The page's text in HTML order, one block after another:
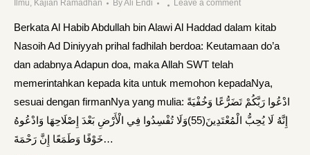
Ilmu, Kajian Ramadhan ByAli Endi Leave a comment
Berkata Al Habib Abdullah bin Alawi Al Haddad dalam kitab
Nasoih Ad Diniyyah prihal fadhilah berdoa: Keutamaan do’a
dan adabnya Adapun doa, maka Allah SWT telah
memerintahkan kepada kita untuk memohon kepadaNya,
sesuai dengan firmanNya yang mulia: ادْعُوا رَبَّكُمْ تَضَرُّعًا وَخُفْيَةً
إِنَّهُ لَا يُحِبُّ الْمُعْتَدِينَ(55)وَلَا تُفْسِدُوا فِي الْأَرْضِ بَعْدَ إِصْلَاحِهَا وَادْعُوهُ
خَوْفًا وَطَمَعًا إِنَّ رَحْمَةَ…